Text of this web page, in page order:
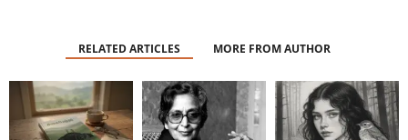
RELATED ARTICLES MORE FROM AUTHOR